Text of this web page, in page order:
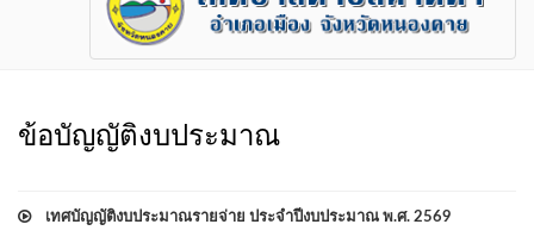
ข้อบัญญัติงบประมาณ
เทศบัญญัติงบประมาณรายจ่าย ประจำปีงบประมาณ พ.ศ. 2569